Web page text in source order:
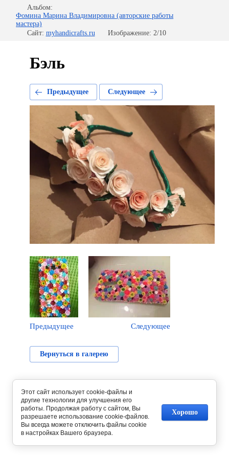
Альбом:
Фомина Марина Владимировна (авторские работы
мастера)
Сайт: myhandicrafts.ru Изображение: 2/10
Бэль
Предыдущее Следующее
Предыдущее Следующее
Вернуться в галерею
Этот сайт использует cookie-файлы и
другие технологии для улучшения его
работы. Продолжая работу с сайтом, Вы
разрешаете использование cookie-файлов.
Вы всегда можете отключить файлы cookie
в настройках Вашего браузера.
Хорошо